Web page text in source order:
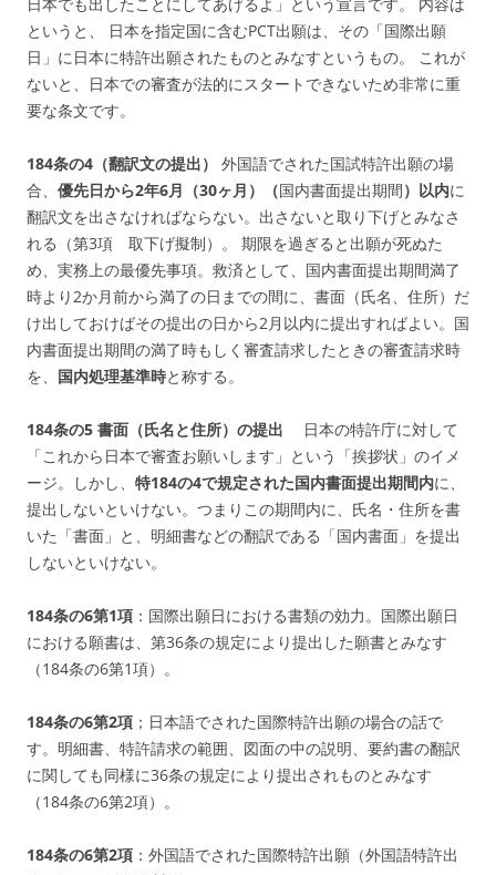
というと、 日本を指定国に含むPCT出願は、その「国際出願
日」に日本に特許出願されたものとみなすというもの。 これが
ないと、日本での審査が法的にスタートできないため非常に重
要な条文です。
184条の4（翻訳文の提出）
外国語でされた国試特許出願の場
合、 優先日から2年6月（30ヶ月）（国内書面提出期間）以内に
翻訳文を出さなければならない。出さないと取り下げとみなさ
れる（第3項 取下げ擬制）。 期限を過ぎると出願が死ぬた
め、実務上の最優先事項。救済として、国内書面提出期間満了
時より2か月前から満了の日までの間に、書面（氏名、住所）だ
け出しておけばその提出の日から2月以内に提出すればよい。国
内書面提出期間の満了時もしく審査請求したときの審査請求時
を、 国内処理基準時と称する。
184条の5 書面（氏名と住所）の提出 日本の特許庁に対して
「これから日本で審査お願いします」という「挨拶状」のイメ
ージ。しかし、 特184の4で規定された国内書面提出期間内に、
提出しないといけない。つまりこの期間内に、氏名・住所を書
いた「書面」と、明細書などの翻訳である「国内書面」を提出
しないといけない。
184条の6第1項 ：国際出願日における書類の効力。国際出願日
における願書は、第36条の規定により提出した願書とみなす
（184条の6第1項）。
184条の6第2項 ； 日本語でされた国際特許出願の場合の話で
す。明細書、特許請求の範囲、図面の中の説明、要約書の翻訳
に関しても同様に36条の規定により提出されものとみなす
（184条の6第2項）。
184条の6第2項 ：外国語でされた国際特許出願（外国語特許出